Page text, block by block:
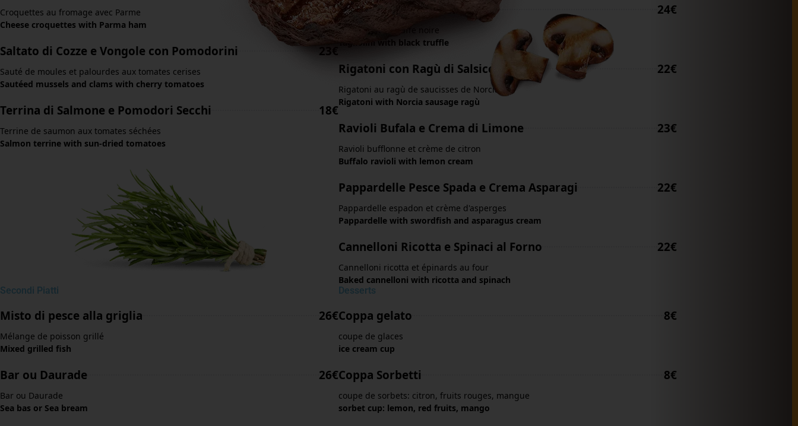
Croquettes au fromage avec Parme
Cheese croquettes with Parma ham
Saltato di Cozze e Vongole con Pomodorini 23€
Sauté de moules et palourdes aux tomates cerises
Sautéed mussels and clams with cherry tomatoes
Terrina di Salmone e Pomodori Secchi 18€
Terrine de saumon aux tomates séchées
Salmon terrine with sun-dried tomatoes
Tagliolini al tartufo nero 24€
Tagliolini à la truffe noire
Tagliolini with black truffle
Rigatoni con Ragù di Salsicce Norcia 22€
Rigatoni au ragù de saucisses de Norcia
Rigatoni with Norcia sausage ragù
Ravioli Bufala e Crema di Limone 23€
Ravioli bufflonne et crème de citron
Buffalo ravioli with lemon cream
Pappardelle Pesce Spada e Crema Asparagi 22€
Pappardelle espadon et crème d'asperges
Pappardelle with swordfish and asparagus cream
Cannelloni Ricotta e Spinaci al Forno 22€
Cannelloni ricotta et épinards au four
Baked cannelloni with ricotta and spinach
Secondi Piatti
Misto di pesce alla griglia 26€
Mélange de poisson grillé
Mixed grilled fish
Bar ou Daurade 26€
Bar ou Daurade
Sea bas or Sea bream
Desserts
Coppa gelato 8€
coupe de glaces
ice cream cup
Coppa Sorbetti 8€
coupe de sorbets: citron, fruits rouges, mangue
sorbet cup: lemon, red fruits, mango